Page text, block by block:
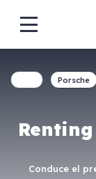
Conduce el
Porsche